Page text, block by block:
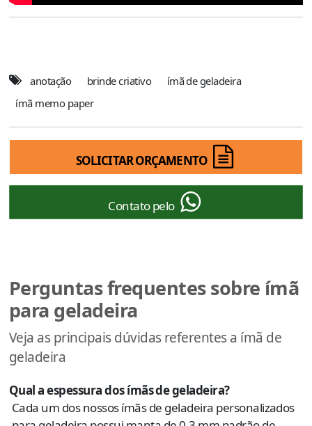
anotação brinde criativo
ímã de geladeira
ímã memo paper
SOLICITAR ORÇAMENTO
Contato pelo
Perguntas frequentes sobre ímã
para geladeira
Veja as principais dúvidas referentes a ímã de
geladeira
Qual a espessura dos ímãs de geladeira?
Cada um dos nossos ímãs de geladeira personalizados